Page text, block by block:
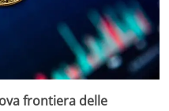
frontiera delle